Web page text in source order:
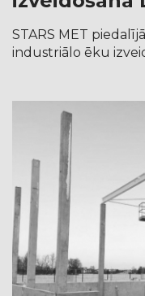
industriālo ēku